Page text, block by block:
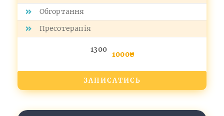
Обгортання
Пресотерапія
1300
1000₴
ЗАПИСАТИСЬ